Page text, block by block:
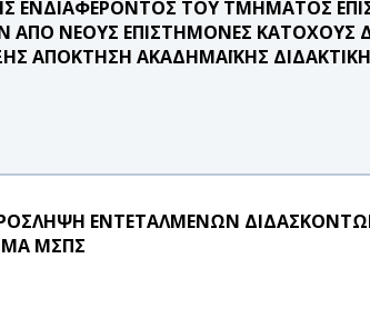
ΕΝΔΙΑΦΕΡΟΝΤΟΣ ΤΟΥ ΤΜΗΜΑΤΟΣ
ΑΠΟ ΝΕΟΥΣ ΕΠΙΣΤΗΜΟΝΕΣ ΚΑΤΟΧΟΥΣ
ΑΠΟΚΤΗΣΗ ΑΚΑΔΗΜΑΪΚΗΣ
ΕΝΤΕΤΑΛΜΕΝΩΝ
ΜΣΠΣ